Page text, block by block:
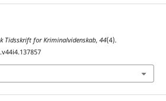
Tidsskrift for Kriminalvidenskab, 44(4).